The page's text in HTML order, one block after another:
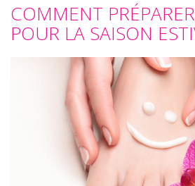
COMMENT
POUR LA SAISON